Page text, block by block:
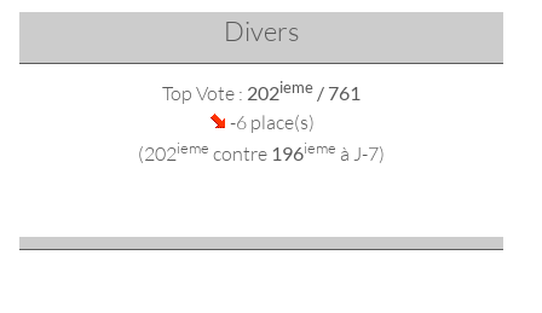
Divers
Top Vote : 202ieme / 761
-6 place(s)
(202ieme contre 196ieme à J-7)